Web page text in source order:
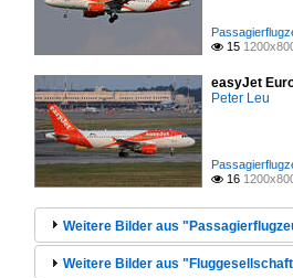
 15
easyJet
Peter Leu
 16
Weitere Bilder aus
Weitere Bilder aus